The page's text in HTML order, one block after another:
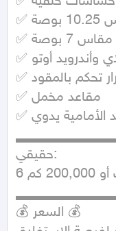
✅ شاشة أمامية تعمل باللمس مقاس 10.25 بوصة
✅ شاشة عدادات مقاس 7 بوصة
✅ نظام أبل كار بلاي وأندرويد أوتو
✅ أزرار تحكم بالمقود
✅ مقاعد مخمل
✅ تعديل المقاعد الأمامية يدوي
ضمان
حقيقي:
6 سنوات أو 200,000 كم &ndash; أيهما أولاً
💰 السعر 💰